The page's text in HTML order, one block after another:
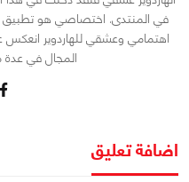
في المنتدى. اختصاصي هو تطبيق
اهتمامي وعشقي للهاردوير
المجال في عدة
اضافة تعليق